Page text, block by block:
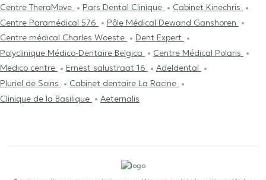
Centre TheraMove
Pars Dental Clinique
Cabinet Kinechris
Centre Paramédical 576
Pôle Médical Dewand Ganshoren
Centre médical Charles Woeste
Dent Expert
Polyclinique Médico-Dentaire Belgica
Centre Médical Polaris
Medico centre
Ernest salustraat 16
Adeldental
Pluriel de Soins
Cabinet dentaire La Racine
Clinique de la Basilique
Aeternalis